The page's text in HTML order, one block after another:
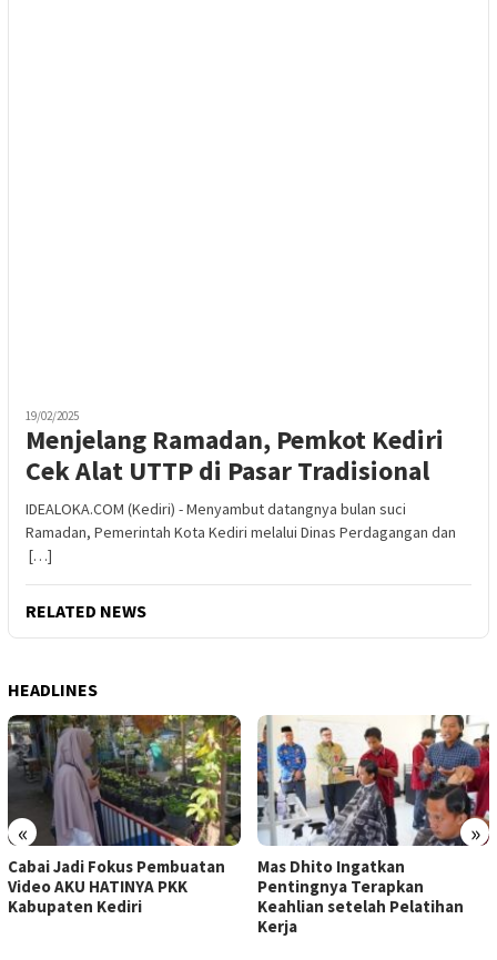
19/02/2025
Menjelang Ramadan, Pemkot Kediri
Cek Alat UTTP di Pasar Tradisional
IDEALOKA.COM (Kediri) - Menyambut datangnya bulan suci
Ramadan, Pemerintah Kota Kediri melalui Dinas Perdagangan dan
[…]
RELATED NEWS
HEADLINES
« »
Cabai Jadi Fokus Pembuatan
Video AKU HATINYA PKK
Kabupaten Kediri
Mas Dhito Ingatkan
Pentingnya Terapkan
Keahlian setelah Pelatihan
Kerja